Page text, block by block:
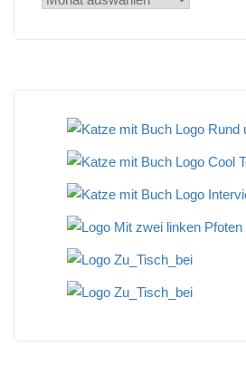
Archiv